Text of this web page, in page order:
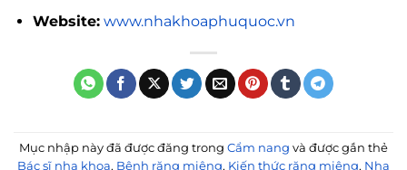
Website: www.nhakhoaphuquoc.vn
Mục nhập này đã được đăng trong Cẩm nang và được gắn thẻ
Bác sĩ nha khoa, Bệnh răng miệng, Kiến thức răng miệng, Nha